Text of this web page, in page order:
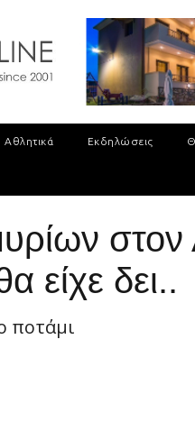
Αθλητικά Εκδηλώσεις
είχε δει..
ποτάμι